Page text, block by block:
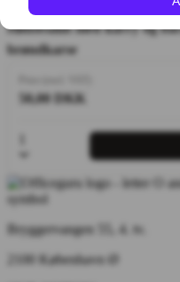
Hønsesalat med karry og
brøndkarse
50,00 DKK
Bryggervangen 55, 4. tv.
2100 København Ø